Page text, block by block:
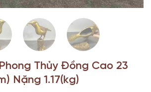
Thủy Đồng Cao 23
Nặng 1.17(kg)